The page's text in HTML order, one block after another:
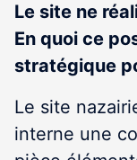
Le site ne
En quoi ce
stratégique
Le site
interne une